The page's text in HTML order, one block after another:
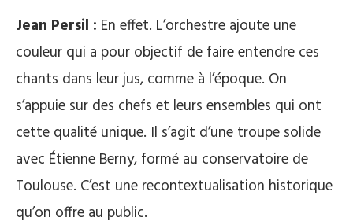
Jean Persil : En effet. L’orchestre ajoute une
couleur qui a pour objectif de faire entendre ces
chants dans leur jus, comme à l’époque. On
s’appuie sur des chefs et leurs ensembles qui ont
cette qualité unique. Il s’agit d’une troupe solide
avec Étienne Berny, formé au conservatoire de
Toulouse. C’est une recontextualisation historique
qu’on offre au public.